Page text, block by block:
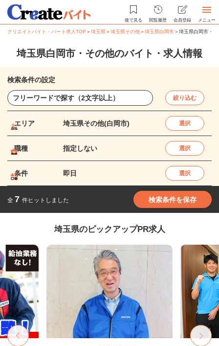
後で見る 閲覧履歴 会員登録 メニュー
クリエイトバイト・パート求人TOP ＞埼玉県＞埼玉県その他＞埼玉県白岡市＞埼玉県白岡市・
埼玉県白岡市・その他のバイト・求人情報
検索条件の設定
絞り込む
エリア 埼玉県その他(白岡市) 選択
職種 指定しない 選択
条件 即日 選択
全 7 件ヒットしました 検索条件を保存
埼玉県のピックアップPR求人